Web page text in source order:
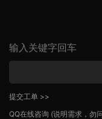
输入关键字回车
提交工单 >>
QQ在线咨询 (说明需求，勿